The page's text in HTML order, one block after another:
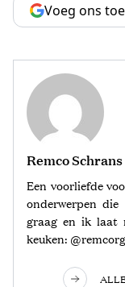
Voeg ons
Remco Schrans
Een voorliefde
onderwerpen
graag en ik laat
keuken: